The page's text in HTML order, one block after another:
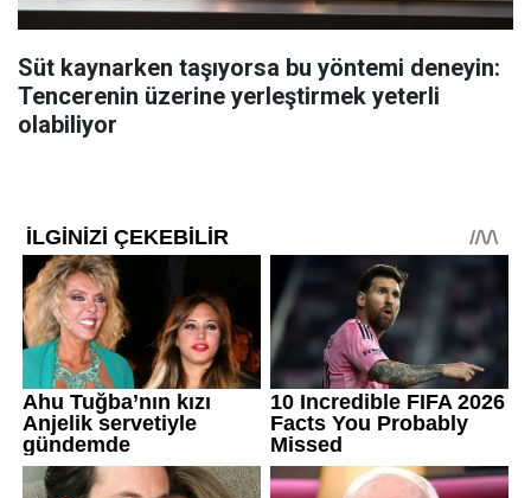
Süt kaynarken taşıyorsa bu yöntemi deneyin:
Tencerenin üzerine yerleştirmek yeterli
olabiliyor